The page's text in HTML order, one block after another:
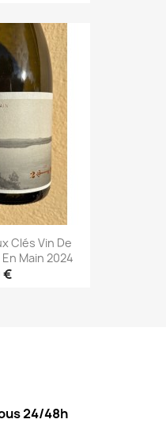
Clés Vin De
Main 2024
€
24/48h